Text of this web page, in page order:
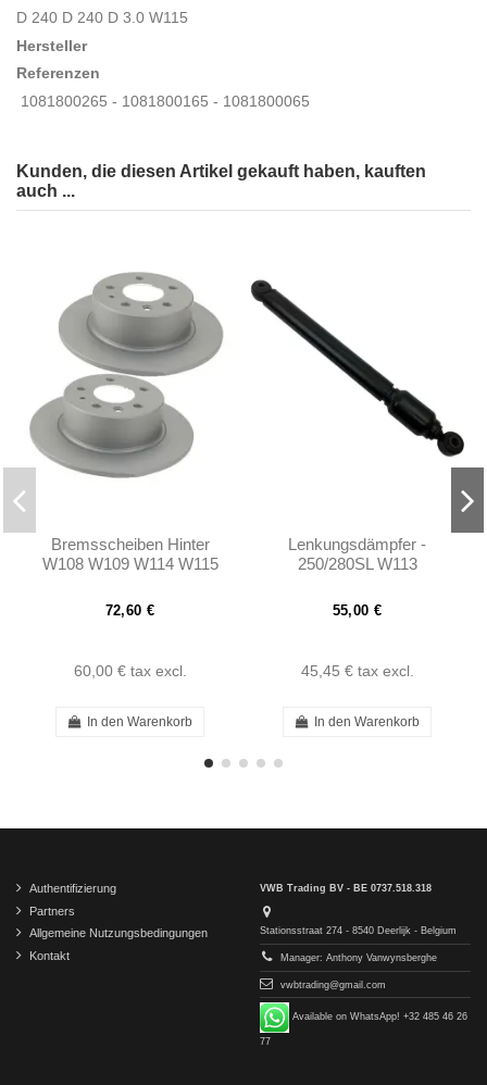
D 240 D 240 D 3.0 W115
Hersteller
Referenzen
1081800265 - 1081800165 - 1081800065
Kunden, die diesen Artikel gekauft haben, kauften
auch ...
Bremsscheiben Hinter
W108 W109 W114 W115
72,60 €
60,00 € tax excl.
In den Warenkorb
Lenkungsdämpfer -
250/280SL W113
55,00 €
45,45 € tax excl.
In den Warenkorb
Authentifizierung
Partners
Allgemeine Nutzungsbedingungen
Kontakt
VWB Trading BV - BE 0737.518.318
Stationsstraat 274 - 8540 Deerlijk - Belgium
Manager: Anthony Vanwynsberghe
vwbtrading@gmail.com
Available on WhatsApp! +32 485 46 26
77